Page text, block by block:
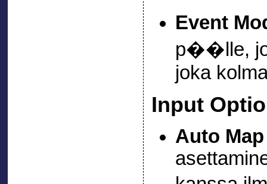
Event
p��lle,
joka
Input
Auto